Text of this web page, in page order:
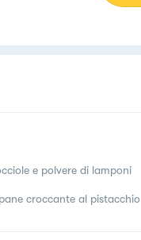
e polvere di lamponi
croccante al pistacchio